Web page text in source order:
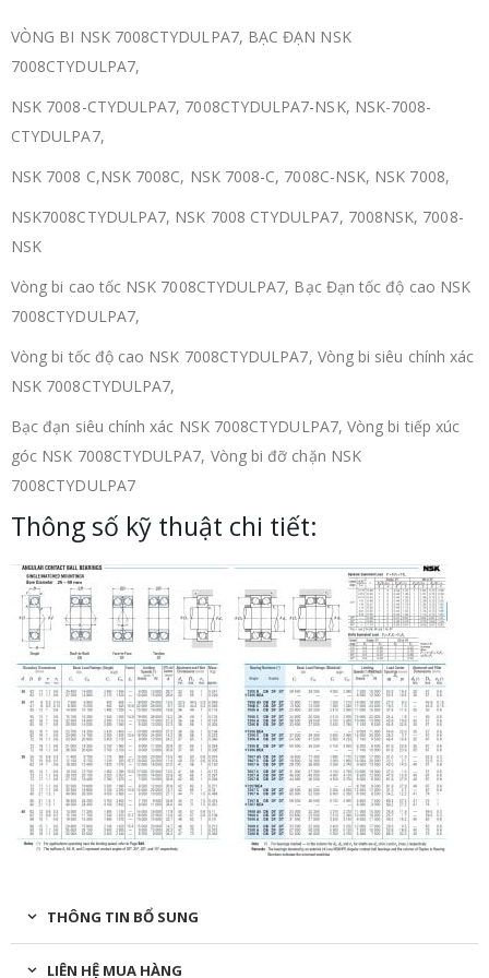
VÒNG BI NSK 7008CTYDULPA7, BẠC ĐẠN NSK
7008CTYDULPA7,
NSK 7008-CTYDULPA7, 7008CTYDULPA7-NSK, NSK-7008-
CTYDULPA7,
NSK 7008 C,NSK 7008C, NSK 7008-C, 7008C-NSK, NSK 7008,
NSK7008CTYDULPA7, NSK 7008 CTYDULPA7, 7008NSK, 7008-
NSK
Vòng bi cao tốc NSK 7008CTYDULPA7, Bạc Đạn tốc độ cao NSK
7008CTYDULPA7,
Vòng bi tốc độ cao NSK 7008CTYDULPA7, Vòng bi siêu chính xác
NSK 7008CTYDULPA7,
Bạc đạn siêu chính xác NSK 7008CTYDULPA7, Vòng bi tiếp xúc
góc NSK 7008CTYDULPA7, Vòng bi đỡ chặn NSK
7008CTYDULPA7
Thông số kỹ thuật chi tiết:
THÔNG TIN BỔ SUNG
LIÊN HỆ MUA HÀNG